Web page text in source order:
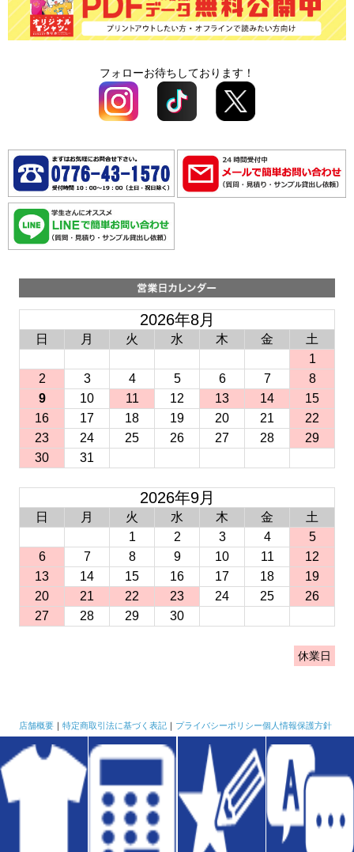
フォローお待ちしております！
2026年8月
日 月 火 水 木 金
土
1
2
3 4 5 6 7
8
9
10 11 12 13 14
15
16
17 18 19 20 21
22
23
24 25 26 27 28
29
30
31
2026年9月
日 月 火 水 木 金
土
1
2 3 4
5
6
7 8 9 10 11
12
13
14 15 16 17 18
19
20
21 22 23 24 25
26
27
28 29 30
休業日
店舗概要 ｜ 特定商取引法に基づく表記 ｜ プライバシーポリシー個人情報保護方針
Copyright © RESART All Rights Reserved.